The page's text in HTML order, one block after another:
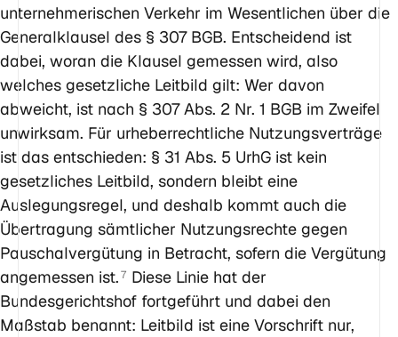
unternehmerischen Verkehr im Wesentlichen über die
Generalklausel des § 307 BGB. Entscheidend ist
dabei, woran die Klausel gemessen wird, also
welches gesetzliche Leitbild gilt: Wer davon
abweicht, ist nach § 307 Abs. 2 Nr. 1 BGB im Zweifel
unwirksam. Für urheberrechtliche Nutzungsverträge
ist das entschieden: § 31 Abs. 5 UrhG ist kein
gesetzliches Leitbild, sondern bleibt eine
Auslegungsregel, und deshalb kommt auch die
Übertragung sämtlicher Nutzungsrechte gegen
Pauschalvergütung in Betracht, sofern die Vergütung
angemessen ist. 7 Diese Linie hat der
Bundesgerichtshof fortgeführt und dabei den
Maßstab benannt: Leitbild ist eine Vorschrift nur,